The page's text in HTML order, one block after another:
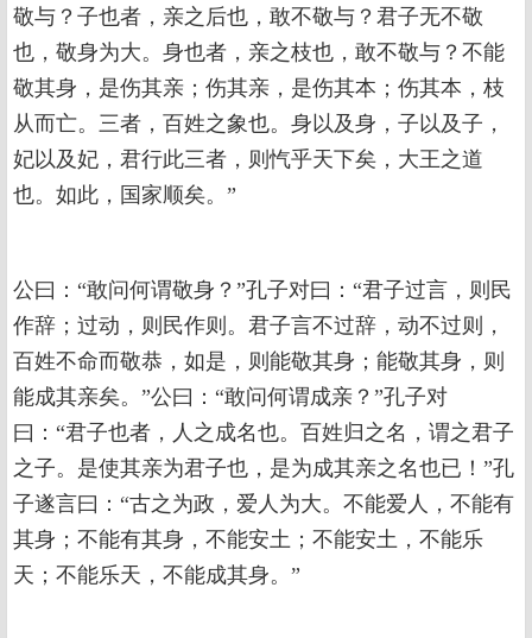
敬与？子也者，亲之后也，敢不敬与？君子无不敬
也，敬身为大。身也者，亲之枝也，敢不敬与？不能
敬其身，是伤其亲；伤其亲，是伤其本；伤其本，枝
从而亡。三者，百姓之象也。身以及身，子以及子，
妃以及妃，君行此三者，则忾乎天下矣，大王之道
也。如此，国家顺矣。”
公曰：“敢问何谓敬身？”孔子对曰：“君子过言，则民
作辞；过动，则民作则。君子言不过辞，动不过则，
百姓不命而敬恭，如是，则能敬其身；能敬其身，则
能成其亲矣。”公曰：“敢问何谓成亲？”孔子对
曰：“君子也者，人之成名也。百姓归之名，谓之君子
之子。是使其亲为君子也，是为成其亲之名也已！”孔
子遂言曰：“古之为政，爱人为大。不能爱人，不能有
其身；不能有其身，不能安土；不能安土，不能乐
天；不能乐天，不能成其身。”